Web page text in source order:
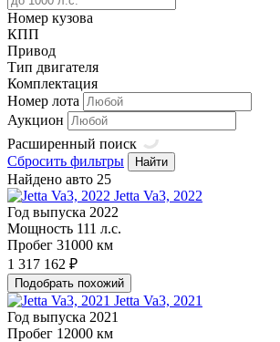
Номер кузова
КПП
Привод
Тип двигателя
Комплектация
Номер лота
Аукцион
Расширенный поиск
Сбросить фильтры
Найти
Найдено авто 25
Jetta Va3, 2022
Год выпуска 2022
Мощность 111 л.с.
Пробег 31000 км
1 317 162 ₽
Подобрать похожий
Jetta Va3, 2021
Год выпуска 2021
Пробег 12000 км